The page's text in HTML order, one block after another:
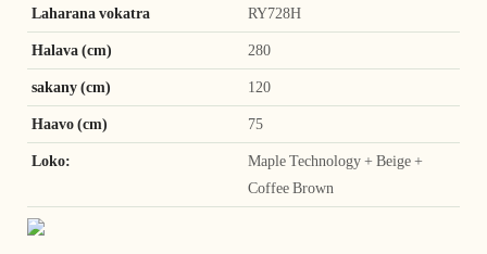
Laharana vokatra RY728H
Halava (cm) 280
sakany (cm) 120
Haavo (cm) 75
Loko:
Maple Technology + Beige +
Coffee Brown